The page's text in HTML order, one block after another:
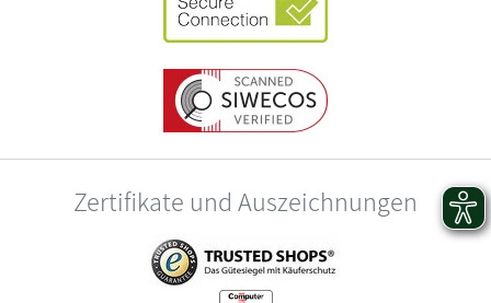
Zertifikate und Auszeichnungen